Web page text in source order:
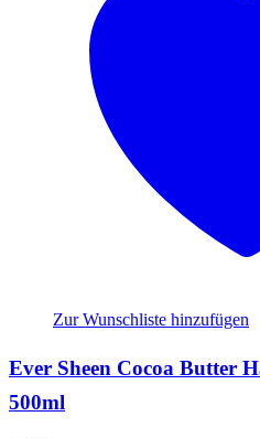
Zur Wunschliste hinzufügen
Ever Sheen Cocoa Butter
500ml